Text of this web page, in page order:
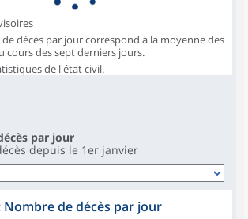
décès par jour correspond à la moyenne des
cours des sept derniers jours.
de l'état civil.
par jour
depuis le 1er janvier
de décès par jour